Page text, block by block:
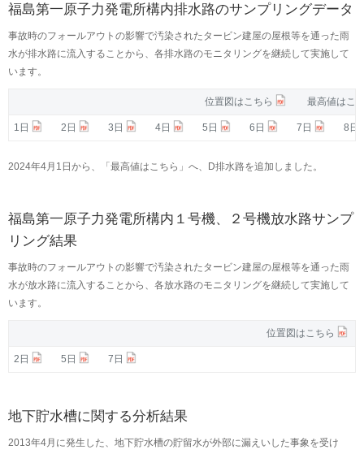
福島第一原子力発電所構内排水路のサンプリングデータ
事故時のフォールアウトの影響で汚染されたタービン建屋の屋根等を通った雨
水が排水路に流入することから、各排水路のモニタリングを継続して実施して
います。
位置図はこちら 最高値はこ
1日 2日 3日 4日 5日 6日 7日 8日
位置図はこちら 最高値はこ
1日 2日 3日 4日 5日 6日 7日 8日
2024年4月1日から、「最高値はこちら」へ、D排水路を追加しました。
福島第一原子力発電所構内１号機、２号機放水路サンプ
リング結果
事故時のフォールアウトの影響で汚染されたタービン建屋の屋根等を通った雨
水が放水路に流入することから、各放水路のモニタリングを継続して実施して
います。
位置図はこちら
2日 5日 7日
地下貯水槽に関する分析結果
2013年4月に発生した、地下貯水槽の貯留水が外部に漏えいした事象を受け